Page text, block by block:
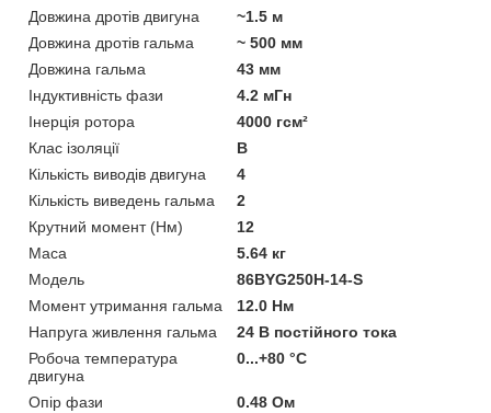
Довжина дротів двигуна
~1.5 м
Довжина дротів гальма
~ 500 мм
Довжина гальма
43 мм
Індуктивність фази
4.2 мГн
Інерція ротора
4000 гсм²
Клас ізоляції
В
Кількість виводів двигуна
4
Кількість виведень гальма
2
Крутний момент (Нм)
12
Маса
5.64 кг
Мoдель
86BYG250H-14-S
Момент утримання гальма
12.0 Нм
Напруга живлення гальма
24 В постійного тока
Робоча температура
двигуна
0...+80 °C
Опір фази
0.48 Ом